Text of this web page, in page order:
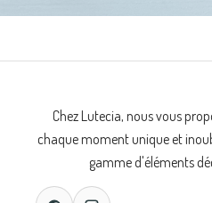
Chez Lutecia, nous vous
chaque moment unique et
gamme d'éléments